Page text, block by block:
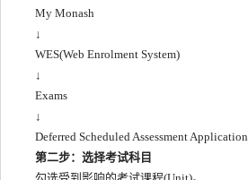
My Monash
↓
WES(Web Enrolment System)
↓
Exams
↓
Deferred Scheduled Assessment Application
第二步：选择考试科目